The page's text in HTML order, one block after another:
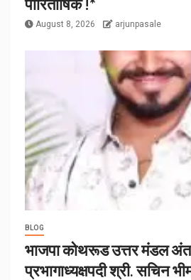
August 8, 2026 arjunpasale
BLOG
भाजपा कोथरूड उत्तर मंडल
प्रभागाध्यक्षपदी श्री. सचिन